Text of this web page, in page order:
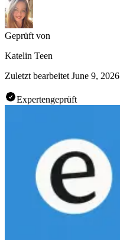
Geprüft von
Katelin Teen
Zuletzt bearbeitet June 9, 2026
Expertengeprüft